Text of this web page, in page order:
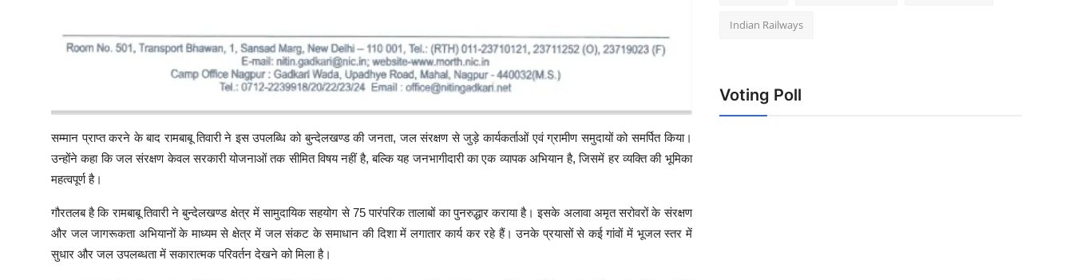
सम्मान प्राप्त करने के बाद रामबाबू तिवारी ने इस उपलब्धि को बुन्देलखण्ड की जनता, जल संरक्षण से जुड़े कार्यकर्ताओं एवं ग्रामीण समुदायों को समर्पित किया।
उन्होंने कहा कि जल संरक्षण केवल सरकारी योजनाओं तक सीमित विषय नहीं है, बल्कि यह जनभागीदारी का एक व्यापक अभियान है, जिसमें हर व्यक्ति की भूमिका
महत्वपूर्ण है।
गौरतलब है कि रामबाबू तिवारी ने बुन्देलखण्ड क्षेत्र में सामुदायिक सहयोग से 75 पारंपरिक तालाबों का पुनरुद्धार कराया है। इसके अलावा अमृत सरोवरों के संरक्षण
और जल जागरूकता अभियानों के माध्यम से क्षेत्र में जल संकट के समाधान की दिशा में लगातार कार्य कर रहे हैं। उनके प्रयासों से कई गांवों में भूजल स्तर में
सुधार और जल उपलब्धता में सकारात्मक परिवर्तन देखने को मिला है।
Indian Railways
Voting Poll